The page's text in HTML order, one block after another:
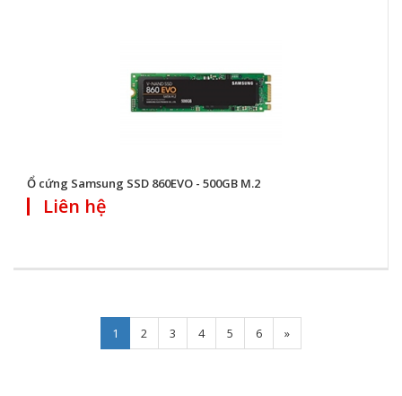
Ổ cứng Samsung SSD 860EVO - 500GB M.2
Liên hệ
1 2 3 4 5 6 »Next